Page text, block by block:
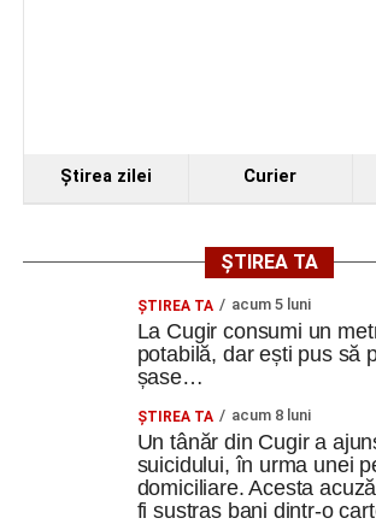
Facebook Messenger WhatsApp Twitter
Ştirea zilei Curier
ȘTIREA TA
ȘTIREA TA acum 5 luni
La Cugir consumi un
potabilă, dar ești pus să
șase…
ȘTIREA TA acum 8 luni
Un tânăr din Cugir a
suicidului, în urma unei
domiciliare. Acesta
fi sustras bani dintr-o